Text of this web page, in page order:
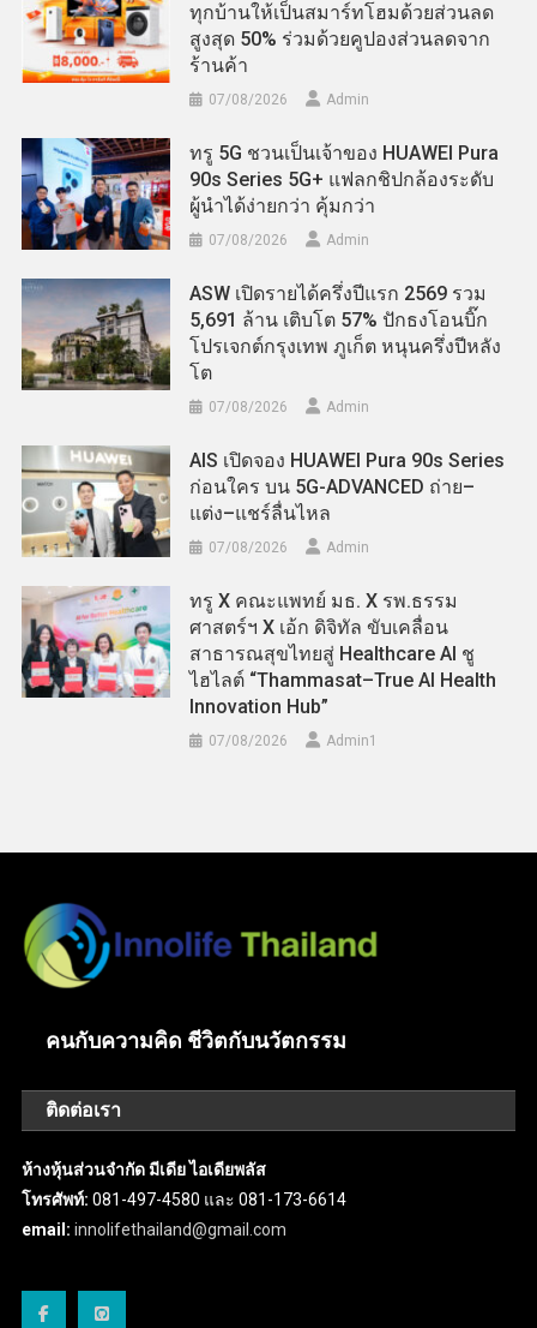
ทุกบ้านให้เป็นสมาร์ทโฮมด้วยส่วนลด
สูงสุด 50% ร่วมด้วยคูปองส่วนลดจาก
ร้านค้า
07/08/2026 Admin
ทรู 5G ชวนเป็นเจ้าของ HUAWEI Pura
90s Series 5G+ แฟลกชิปกล้องระดับ
ผู้นำได้ง่ายกว่า คุ้มกว่า
07/08/2026 Admin
ASW เปิดรายได้ครึ่งปีแรก 2569 รวม
5,691 ล้าน เติบโต 57% ปักธงโอนบิ๊ก
โปรเจกต์กรุงเทพ ภูเก็ต หนุนครึ่งปีหลัง
โต
07/08/2026 Admin
AIS เปิดจอง HUAWEI Pura 90s Series
ก่อนใคร บน 5G-ADVANCED ถ่าย–
แต่ง–แชร์ลื่นไหล
07/08/2026 Admin
ทรู X คณะแพทย์ มธ. X รพ.ธรรม
ศาสตร์ฯ X เอ้ก ดิจิทัล ขับเคลื่อน
สาธารณสุขไทยสู่ Healthcare AI ชู
ไฮไลต์ “Thammasat–True AI Health
Innovation Hub”
07/08/2026 Admin​1
คนกับความคิด ชีวิตกับนวัตกรรม
ติดต่อเรา
ห้างหุ้นส่วนจำกัด มีเดีย ไอเดียพลัส
โทรศัพท์: 081-497-4580 และ 081-173-6614
email: innolifethailand@gmail.com